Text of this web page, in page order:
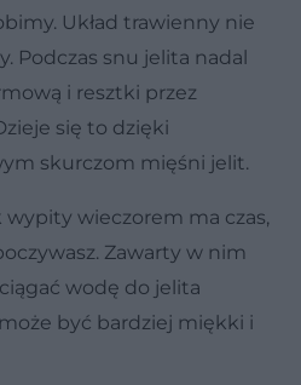
Układ trawienny nie
Podczas snu jelita nadal
i resztki przez
się to dzięki
skurczom mięśni jelit.
wypity wieczorem ma czas,
Zawarty w nim
wodę do jelita
być bardziej miękki i